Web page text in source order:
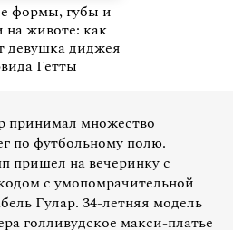
формы, губы и
на животе: как
девушка диджея
Гетты
принимал множество
по футбольному полю.
пришел на вечеринку с
с умопомрачительной
Гулар. 34-летняя модель
голливудское макси-платье